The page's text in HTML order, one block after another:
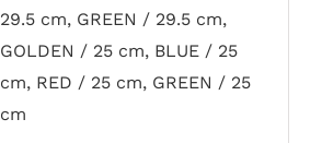
29.5 cm, GREEN / 29.5 cm,
GOLDEN / 25 cm, BLUE / 25
cm, RED / 25 cm, GREEN / 25
cm